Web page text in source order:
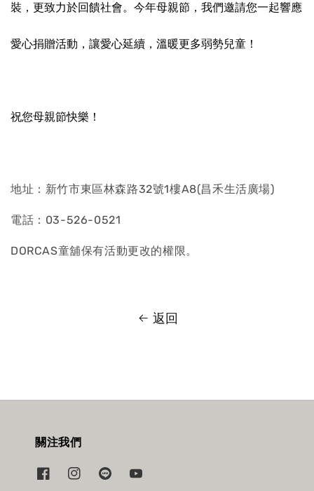
裝，更致力於回饋社會。今年母親節，我們邀請您一起響應
愛心捐贈活動，讓愛心延續，溫暖更多弱勢兒童！
祝您母親節快樂！
地址：新竹市東區林森路32號1樓A8(昌禾生活廣場)
電話：03-526-0521
DORCAS童舖保有活動更改的權限。
返回
關注我們